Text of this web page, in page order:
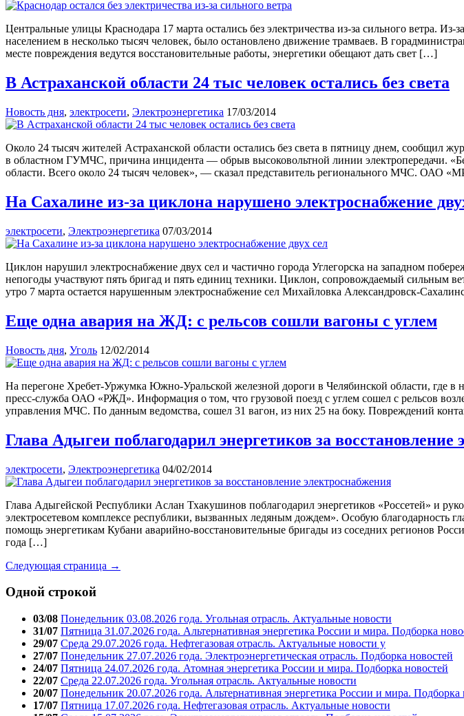
Центральные улицы Краснодара 17 марта остались без электричества из-за сильного ветра.
населением в несколько тысяч человек, было остановлено движение трамваев. В
месте повреждения ведутся восстановительные работы, энергетики обещают дать свет […]
В Астраханской области 24 тыс человек остались без света
Новость дня, электросети, Электроэнергетика 17/03/2014
Около 24 тысяч жителей Астраханской области остались без света в пятницу днем, сообщил
в областном ГУМЧС, причина инцидента — обрыв высоковольтной линии электропередачи.
области. Всего около 24 тысяч человек», — сказал представитель регионального МЧС. ОАО
На Сахалине из-за циклона нарушено электроснабжение
электросети, Электроэнергетика 07/03/2014
Циклон нарушил электроснабжение двух сел и частично города Углегорска на западном
непогоды участвуют пять бригад и пять единиц техники. Циклон, сопровождаемый сильным
утро 7 марта остается нарушенным электроснабжение сел Михайловка Александровск-
Еще одна авария на ЖД: с рельсов сошли вагоны с углем
Новость дня, Уголь 12/02/2014
На перегоне Хребет-Уржумка Южно-Уральской железной дороги в Челябинской области, где в
пресс-служба ОАО «РЖД». Информация о том, что грузовой поезд с углем сошел с рельсов
управления МЧС. По данным ведомства, сошел 31 вагон, из них 25 на боку. Повреждений
Глава Адыгеи поблагодарил энергетиков за восстановление
электросети, Электроэнергетика 04/02/2014
Глава Адыгейской Республики Аслан Тхакушинов поблагодарил энергетиков «Россетей» и
электросетевом комплексе республики, вызванных ледяным дождем». Особую благодарность
помощь энергетикам Кубани аварийно-восстановительные бригады из соседних регионов
года […]
Следующая страница →
Одной строкой
03/08 Понедельник 03.08.2026 года. Угольная отрасль. Актуальные новости
31/07 Пятница 31.07.2026 года. Альтернативная энергетика России и мира. Подборка
29/07 Среда 29.07.2026 года. Нефтегазовая отрасль. Актуальные новости у
27/07 Понедельник 27.07.2026 года. Электроэнергетическая отрасль. Подборка новостей
24/07 Пятница 24.07.2026 года. Атомная энергетика России и мира. Подборка новостей
22/07 Среда 22.07.2026 года. Угольная отрасль. Актуальные новости
20/07 Понедельник 20.07.2026 года. Альтернативная энергетика России и мира. Подборка
17/07 Пятница 17.07.2026 года. Нефтегазовая отрасль. Актуальные новости